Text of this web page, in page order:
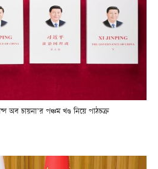
অব চায়না’র পঞ্চম খণ্ড নিয়ে পাঠচক্র